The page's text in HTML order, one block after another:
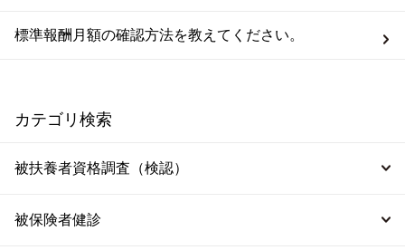
標準報酬月額の確認方法を教えてください。
カテゴリ検索
被扶養者資格調査（検認）
被保険者健診